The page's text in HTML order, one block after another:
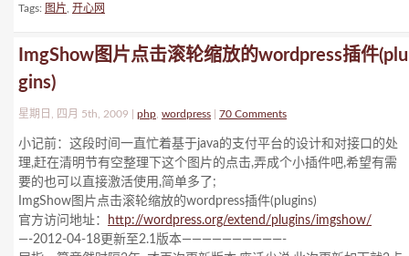
Tags: 图片 开心网
ImgShow图片点击滚轮缩放的wordpress插件(plu
gins)
星期日, 四月 5th, 2009 | php wordpress 70 Comments
小记前：这段时间一直忙着基于java的支付平台的设计和对接口的处
理,赶在清明节有空整理下这个图片的点击,弄成个小插件吧,希望有需
要的也可以直接激活使用,简单多了;
ImgShow图片点击滚轮缩放的wordpress插件(plugins)
官方访问地址：
http://wordpress.org/extend/plugins/imgshow/
—-2012-04-18更新至2.1版本——————————-